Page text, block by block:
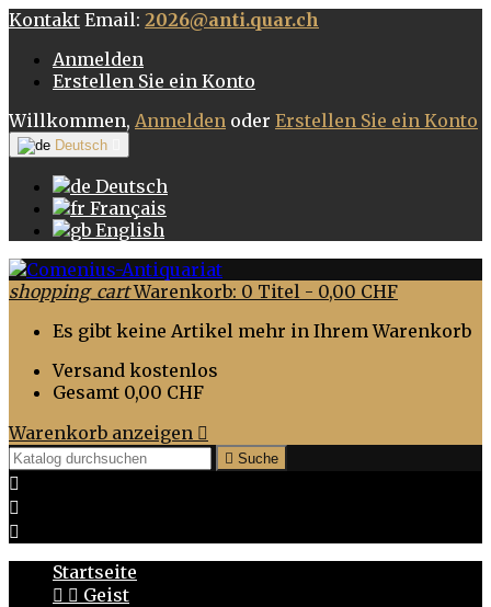
Kontakt Email: 2026@anti.quar.ch
Anmelden
Erstellen Sie ein Konto
Willkommen, Anmelden oder Erstellen Sie ein Konto
Deutsch
Deutsch
Français
English
shopping_cart Warenkorb: 0 Titel - 0,00 CHF
Es gibt keine Artikel mehr in Ihrem Warenkorb
Versand kostenlos
Gesamt 0,00 CHF
Warenkorb anzeigen 
 Suche



Startseite
  Geist